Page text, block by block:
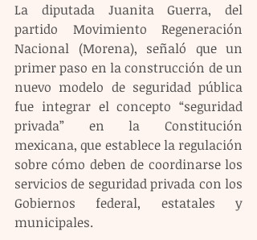
La diputada Juanita Guerra, del
partido Movimiento Regeneración
Nacional (Morena), señaló que un
primer paso en la construcción de un
nuevo modelo de seguridad pública
fue integrar el concepto “seguridad
privada” en la Constitución
mexicana, que establece la regulación
sobre cómo deben de coordinarse los
servicios de seguridad privada con los
Gobiernos federal, estatales y
municipales.